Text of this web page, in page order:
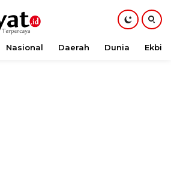
Nasional Daerah Dunia Ekbis